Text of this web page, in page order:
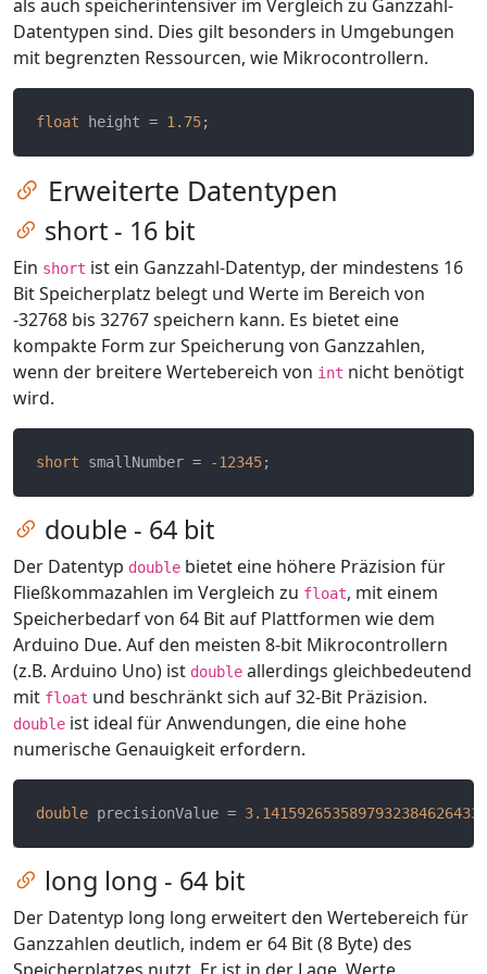
als auch speicherintensiver im Vergleich zu Ganzzahl-
Datentypen sind. Dies gilt besonders in Umgebungen
mit begrenzten Ressourcen, wie Mikrocontrollern.
float height = 1.75
Zum Kapitel springen
Erweiterte Datentypen
Zum Kapitel springen
short - 16 bit
Ein short ist ein Ganzzahl-Datentyp, der mindestens 16
Bit Speicherplatz belegt und Werte im Bereich von
-32768 bis 32767 speichern kann. Es bietet eine
kompakte Form zur Speicherung von Ganzzahlen,
wenn der breitere Wertebereich von int nicht benötigt
wird.
short smallNumber = -12345
Zum Kapitel springen
double - 64 bit
Der Datentyp double bietet eine höhere Präzision für
Fließkommazahlen im Vergleich zu float, mit einem
Speicherbedarf von 64 Bit auf Plattformen wie dem
Arduino Due. Auf den meisten 8-bit Mikrocontrollern
(z.B. Arduino Uno) ist double allerdings gleichbedeutend
mit float und beschränkt sich auf 32-Bit Präzision.
double ist ideal für Anwendungen, die eine hohe
numerische Genauigkeit erfordern.
double precisionValue =
Zum Kapitel springen
long long - 64 bit
Der Datentyp long long erweitert den Wertebereich für
Ganzzahlen deutlich, indem er 64 Bit (8 Byte) des